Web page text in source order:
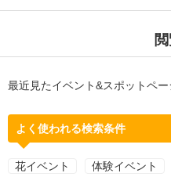
最近見たイベント&スポットペー
よく使われる検索条件
花イベント 体験イベント